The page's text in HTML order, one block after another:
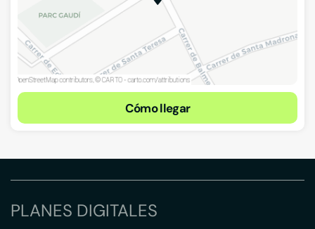
Cómo llegar
PLANES DIGITALES